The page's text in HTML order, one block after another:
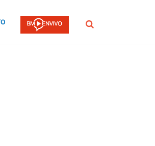
Buscar